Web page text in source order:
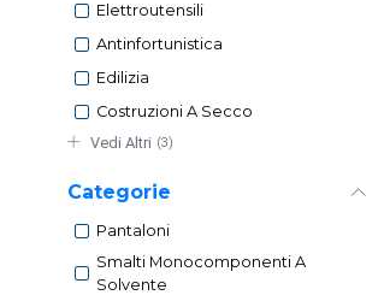
Elettroutensili
Antinfortunistica
Edilizia
Costruzioni A Secco
Vedi Altri (3)
Categorie
Pantaloni
Smalti Monocomponenti A
Solvente